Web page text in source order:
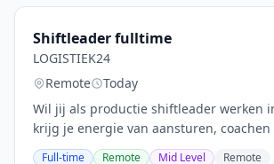
Shiftleader fulltime
LOGISTIEK24
Remote
Today
Wil jij als productie shiftleader werken
krijg je energie van aansturen, coachen
Jij leidt jouw ploeg in een 3-
Full-time Remote Mid Level Remote